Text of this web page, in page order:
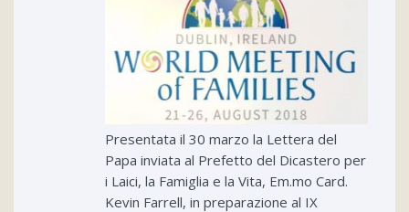
Presentata il 30 marzo la Lettera del
Papa inviata al Prefetto del Dicastero per
i Laici, la Famiglia e la Vita, Em.mo Card.
Kevin Farrell, in preparazione al IX